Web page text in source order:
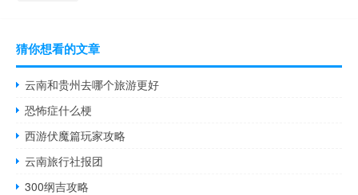
猜你想看的文章
云南和贵州去哪个旅游更好
恐怖症什么梗
西游伏魔篇玩家攻略
云南旅行社报团
300纲吉攻略